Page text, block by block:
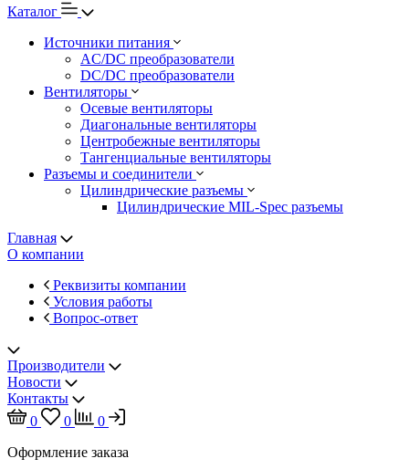
Каталог
Источники питания
AC/DC преобразователи
DC/DC преобразователи
Вентиляторы
Осевые вентиляторы
Диагональные вентиляторы
Центробежные вентиляторы
Тангенциальные вентиляторы
Разъемы и соединители
Цилиндрические разъемы
Цилиндрические MIL-Spec разъемы
Главная
О компании
Реквизиты компании
Условия работы
Вопрос-ответ
Производители
Новости
Контакты
0
0
0
Оформление заказа